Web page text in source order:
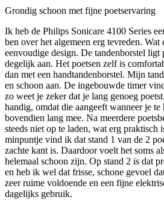
Grondig schoon met fijne poetservaring
Ik heb de Philips Sonicare 4100 Series
ben over het algemeen erg tevreden.
eenvoudige design. De tandenborstel
degelijk aan. Het poetsen zelf is
dan met een handtandenborstel. Mijn
en schoon aan. De ingebouwde timer
zo weet je zeker dat je lang genoeg
handig, omdat die aangeeft wanneer je
bovendien lang mee. Na meerdere
steeds niet op te laden, wat erg praktisch
minpuntje vind ik dat stand 1 van de 2
zachte kant is. Daardoor voelt het soms
helemaal schoon zijn. Op stand 2 is dat
en heb ik wel dat frisse, schone gevoel
zeer ruime voldoende en een fijne
dagelijks gebruik.